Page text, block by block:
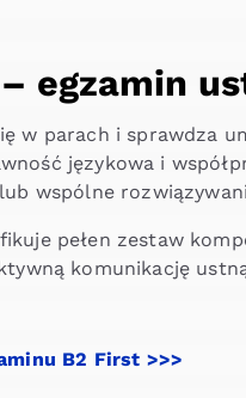
egzamin
w parach i sprawdza
językowa i
wspólne
pełen zestaw
komunikację
B2 First >>>